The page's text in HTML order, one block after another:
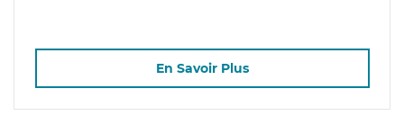
En Savoir Plus